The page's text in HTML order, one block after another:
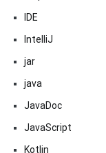
IDE
IntelliJ
jar
java
JavaDoc
JavaScript
Kotlin